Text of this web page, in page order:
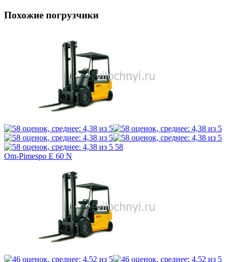
Похожие погрузчики
58
Om-Pimespo E 60 N